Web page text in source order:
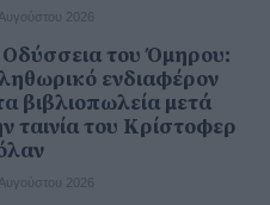
2026
του Όμηρου:
ενδιαφέρον
βιβλιοπωλεία μετά
ταινία του Κρίστοφερ
2026